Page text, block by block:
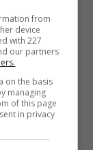
что они
–
from
device
with 227
our partners
on the basis
managing
of this page
in privacy